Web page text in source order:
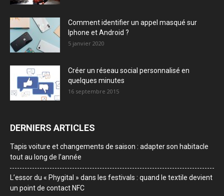
Comment identifier un appel masqué sur
Iphone et Android ?
5 janvier 2020
Créer un réseau social personnalisé en
quelques minutes
16 septembre 2015
DERNIERS ARTICLES
Tapis voiture et changements de saison : adapter son habitacle
tout au long de l’année
L’essor du « Phygital » dans les festivals : quand le textile devient
un point de contact NFC